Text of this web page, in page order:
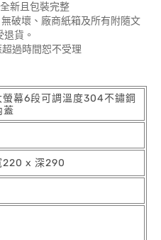
新且包裝完整
破壞、廠商紙箱及所有附隨文
貨。
過時間恕不受理
螢幕6段可調溫度304不鏽鋼
蓋
220 x 深290